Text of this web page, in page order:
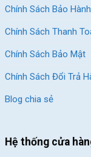
Chính Sách Bảo Hành
Chính Sách Thanh
Chính Sách Bảo Mật
Chính Sách Đổi Trả
Blog chia sẻ
Hệ thống cửa